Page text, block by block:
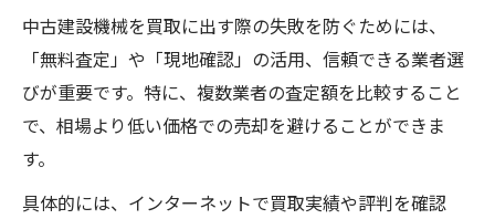
中古建設機械を買取に出す際の失敗を防ぐためには、
「無料査定」や「現地確認」の活用、信頼できる業者選
びが重要です。特に、複数業者の査定額を比較すること
で、相場より低い価格での売却を避けることができま
す。
具体的には、インターネットで買取実績や評判を確認